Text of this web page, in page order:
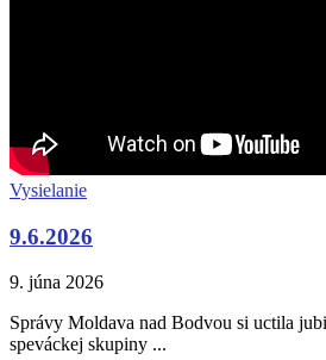
Vysielanie
9.6.2026
9. júna 2026
Správy Moldava nad Bodvou si uctila
speváckej skupiny ...